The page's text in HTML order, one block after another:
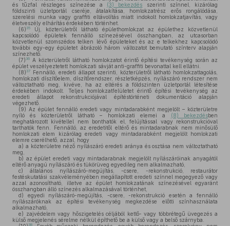
és tűzfal részleges színezése a (3) bekezdés szerinti színnel, kizárólag
földszinti üzletportál cseréje, átalakítása, homlokzatrész erős rongálódása,
szerelési munka vagy graffiti eltávolítás miatt indokolt homlokzatjavítás, vagy
életveszély elhárítás érdekében történhet.
(6) 35
Új, közterületről látható épülethomlokzat az épülethez közvetlenül
kapcsolódó épületek fennálló színezésével összhangban, az utcasorban
közvetlenül szomszédos telken lévő épületeket és az e telkekhez kapcsolódó
további egy-egy épületet ábrázoló három változatot bemutató színterv alapján
színezhető.
(7) 36 A közterületről látható homlokzatot érintő építési tevékenység során az
épület veszélyeztetett homlokzati sávját anti-graffiti bevonattal kell ellátni.
(8) 37
Fennálló, eredeti állapot szerinti, közterületről látható homlokzattagolás,
homlokzati díszítőelem, díszítőrendszer, részletképzés, nyílászáró rendszer nem
változtatható meg, kivéve, ha az eltérés a földszinten üzletportál létesítése
érdekében indokolt. Teljes homlokzatfelületet érintő építési tevékenység az
eredeti állapot rekonstrukciójával építéstörténeti dokumentáció alapján
végezhető.
(9) Az épület fennálló eredeti vagy mintadarabként megjelölt – közterületre
nyíló és közterületről látható – homlokzati elemei a
(8) bekezdésben
meghatározott kivétellel nem bonthatók el, felújítással vagy rekonstrukcióval
tarthatók fenn. Fennálló, az eredetitől eltérő és mintadarabnak nem minősülő
homlokzati elem kizárólag eredeti vagy mintadarabként megjelölt homlokzati
elemre cserélhető, azzal, hogy
a) a közterületre néző nyílászáró eredeti aránya és osztása nem változtatható
meg,
b) az épület eredeti vagy mintadarabnak megjelölt nyílászáróinak anyagától
eltérő anyagú nyílászáró és tükörüveg egyedileg nem alkalmazható,
c) általános nyílászáró-megújítás, -csere, -rekonstrukció, restaurátor
festéskutatási szakvéleményében megállapított eredeti színnel megegyező vagy
azzal azonosítható, illetve az épület homlokzatának színezésével egyaránt
összhangban álló színezés alkalmazásával történhet,
d) egyedi nyílászáró-megújítás, -csere, -rekonstrukció esetén a fennálló
nyílászáróknak az építési tevékenység megkezdése előtti színhasználata
alkalmazható,
e) zajvédelem vagy hőszigetelés céljából kettő- vagy többrétegű üvegezés a
külső megjelenés sérelme nélkül építhető be a külső vagy a belső szárnyba.
38